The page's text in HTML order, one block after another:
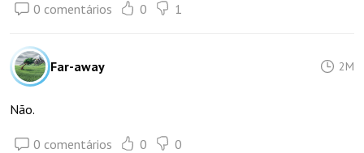
0 comentários 0 1
Far-away 2M
Não.
0 comentários 0 0